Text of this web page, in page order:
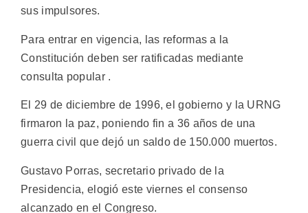
sus impulsores.
Para entrar en vigencia, las reformas a la
Constitución deben ser ratificadas mediante
consulta popular .
El 29 de diciembre de 1996, el gobierno y la URNG
firmaron la paz, poniendo fin a 36 años de una
guerra civil que dejó un saldo de 150.000 muertos.
Gustavo Porras, secretario privado de la
Presidencia, elogió este viernes el consenso
alcanzado en el Congreso.